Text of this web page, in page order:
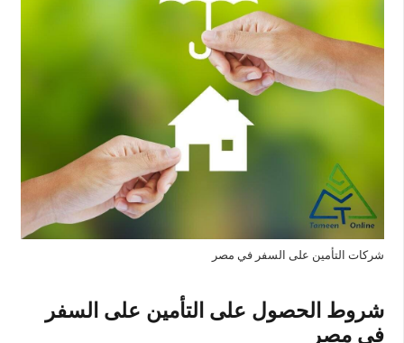
شركات التأمين على السفر في مصر
شروط الحصول على التأمين على السفر
في مصر